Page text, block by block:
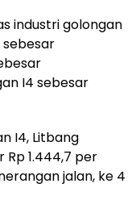
industri golongan
sebesar
I4 sebesar
I4, Litbang
1.444,7 per
jalan, ke 4